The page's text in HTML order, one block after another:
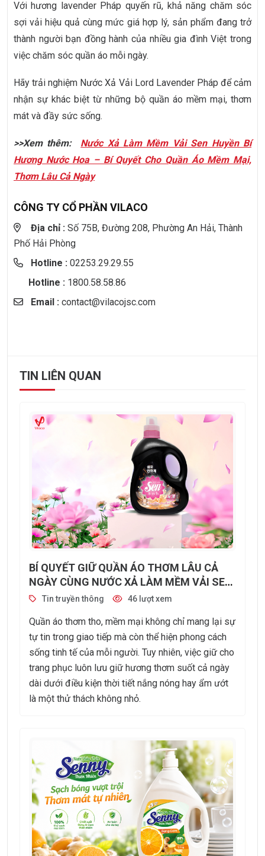
Với hương lavender Pháp quyến rũ, khả năng chăm sóc
sợi vải hiệu quả cùng mức giá hợp lý, sản phẩm đang trở
thành người bạn đồng hành của nhiều gia đình Việt trong
việc chăm sóc quần áo mỗi ngày.
Hãy trải nghiệm Nước Xả Vải Lord Lavender Pháp để cảm
nhận sự khác biệt từ những bộ quần áo mềm mại, thơm
mát và đầy sức sống.
>>Xem thêm: Nước Xả Làm Mềm Vải Sen Huyền Bí
Hương Nước Hoa – Bí Quyết Cho Quần Áo Mềm Mại,
Thơm Lâu Cả Ngày
CÔNG TY CỔ PHẦN VILACO
Địa chỉ : Số 75B, Đường 208, Phường An Hải, Thành
Phố Hải Phòng
Hotline : 02253.29.29.55
Hotline : 1800.58.58.86
Email : contact@vilacojsc.com
TIN LIÊN QUAN
BÍ QUYẾT GIỮ QUẦN ÁO THƠM LÂU CẢ
NGÀY CÙNG NƯỚC XẢ LÀM MỀM VẢI SEN
HUYỀN BÍ HƯƠNG NƯỚC HOA
Tin truyền thông 46 lượt xem
Quần áo thơm tho, mềm mại không chỉ mang lại sự
tự tin trong giao tiếp mà còn thể hiện phong cách
sống tinh tế của mỗi người. Tuy nhiên, việc giữ cho
trang phục luôn lưu giữ hương thơm suốt cả ngày
dài dưới điều kiện thời tiết nắng nóng hay ẩm ướt
là một thử thách không nhỏ.